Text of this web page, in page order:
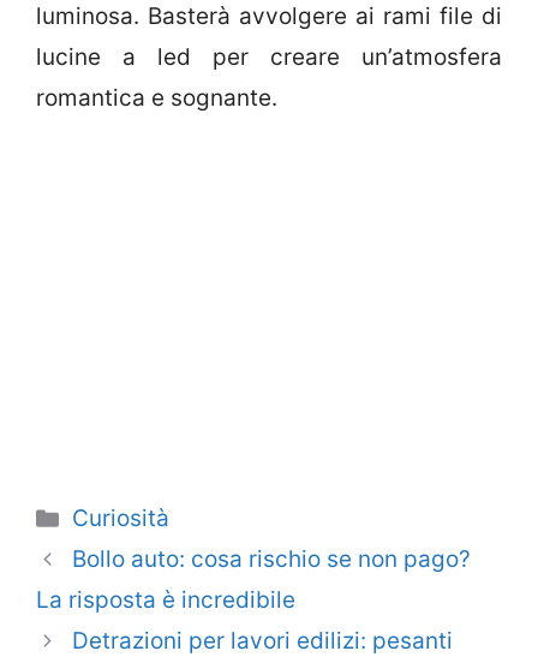
luminosa. Basterà avvolgere ai rami file di
lucine a led per creare un’atmosfera
romantica e sognante.
Categorie
Curiosità
Bollo auto: cosa rischio se non pago?
La risposta è incredibile
Detrazioni per lavori edilizi: pesanti